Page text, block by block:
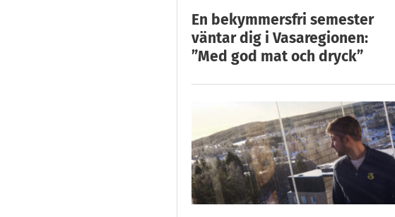
En bekymmersfri semester
väntar dig i Vasaregionen:
”Med god mat och dryck”